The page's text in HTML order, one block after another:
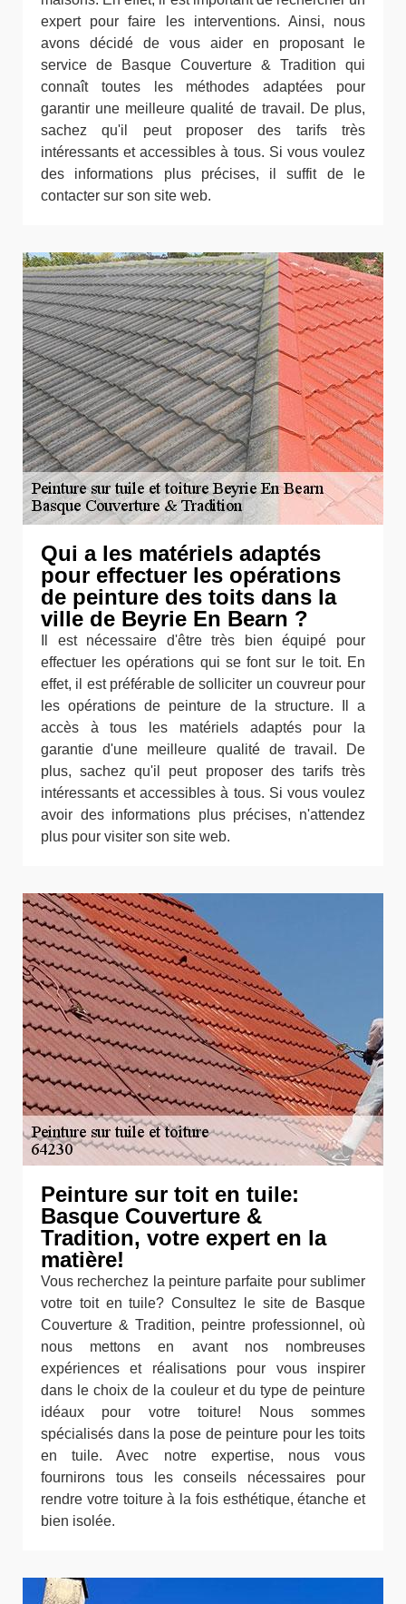
expert pour faire les interventions. Ainsi, nous
avons décidé de vous aider en proposant le
service de Basque Couverture & Tradition qui
connaît toutes les méthodes adaptées pour
garantir une meilleure qualité de travail. De plus,
sachez qu'il peut proposer des tarifs très
intéressants et accessibles à tous. Si vous voulez
des informations plus précises, il suffit de le
contacter sur son site web.
Qui a les matériels adaptés
pour effectuer les opérations
de peinture des toits dans la
ville de Beyrie En Bearn ?
Il est nécessaire d'être très bien équipé pour
effectuer les opérations qui se font sur le toit. En
effet, il est préférable de solliciter un couvreur pour
les opérations de peinture de la structure. Il a
accès à tous les matériels adaptés pour la
garantie d'une meilleure qualité de travail. De
plus, sachez qu'il peut proposer des tarifs très
intéressants et accessibles à tous. Si vous voulez
avoir des informations plus précises, n'attendez
plus pour visiter son site web.
Peinture sur toit en tuile:
Basque Couverture &
Tradition, votre expert en la
matière!
Vous recherchez la peinture parfaite pour sublimer
votre toit en tuile? Consultez le site de Basque
Couverture & Tradition, peintre professionnel, où
nous mettons en avant nos nombreuses
expériences et réalisations pour vous inspirer
dans le choix de la couleur et du type de peinture
idéaux pour votre toiture! Nous sommes
spécialisés dans la pose de peinture pour les toits
en tuile. Avec notre expertise, nous vous
fournirons tous les conseils nécessaires pour
rendre votre toiture à la fois esthétique, étanche et
bien isolée.